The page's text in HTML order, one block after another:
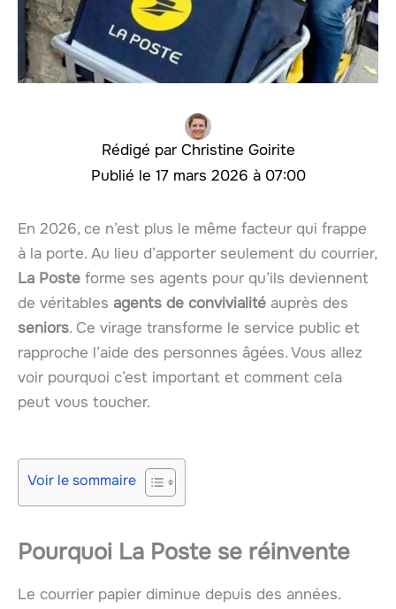
Christine Goirite
17 mars 2026 à 07:00
En 2026, ce n’est plus le même facteur qui frappe
à la porte. Au lieu d’apporter seulement du courrier,
La Poste forme ses agents pour qu’ils deviennent
de véritables agents de convivialité auprès des
seniors. Ce virage transforme le service public et
rapproche l’aide des personnes âgées. Vous allez
voir pourquoi c’est important et comment cela
peut vous toucher.
Voir le sommaire
Pourquoi La Poste se réinvente
Le courrier papier diminue depuis des années.